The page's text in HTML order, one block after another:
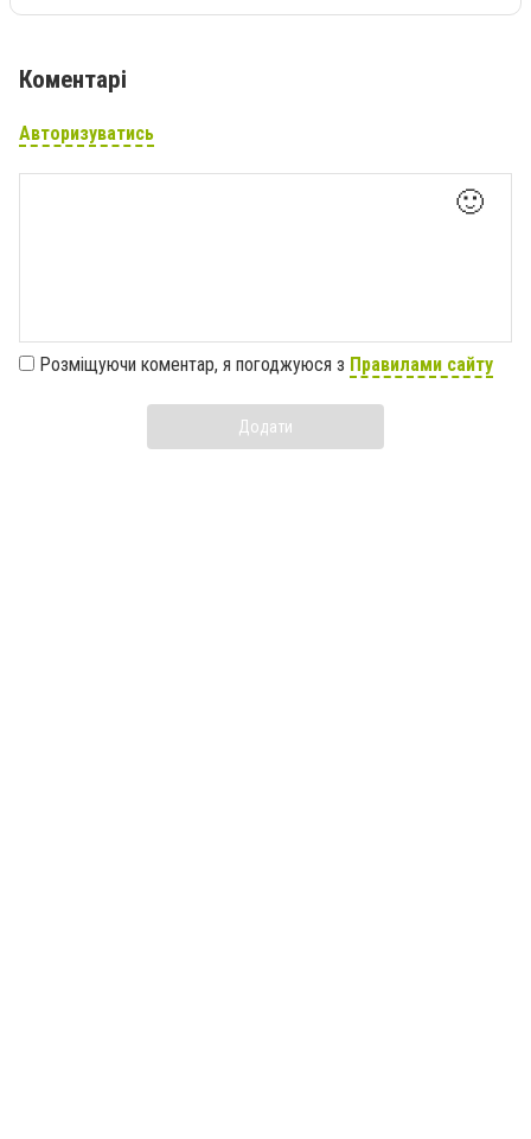
Коментарі
Авторизуватись
🙂
Розміщуючи коментар, я погоджуюся з Правилами сайту
Додати